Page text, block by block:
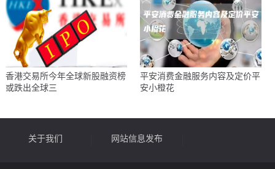
香港交易所今年全球新股融资榜
或跌出全球三
平安消费金融服务内容及定价平
安小橙花
关于我们 网站信息发布